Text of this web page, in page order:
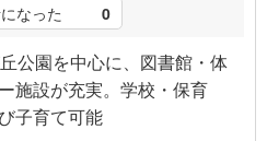
なった 0
公園を中心に、図書館・体
施設が充実。学校・保育
子育て可能